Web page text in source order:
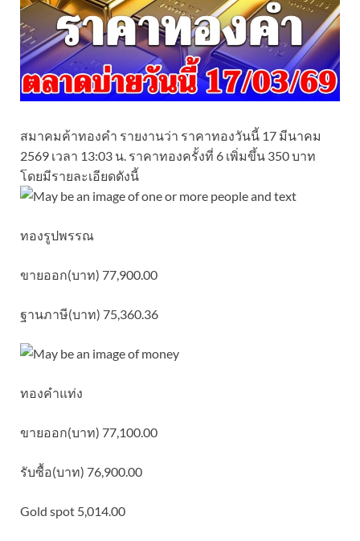
สมาคมค้าทองคำ รายงานว่า ราคาทองวันนี้ 17 มีนาคม
2569 เวลา 13:03 น. ราคาทองครั้งที่ 6 เพิ่มขึ้น 350 บาท
โดยมีรายละเอียดดังนี้
ทองรูปพรรณ
ขายออก(บาท) 77,900.00
ฐานภาษี(บาท) 75,360.36
ทองคำแท่ง
ขายออก(บาท) 77,100.00
รับซื้อ(บาท) 76,900.00
Gold spot 5,014.00